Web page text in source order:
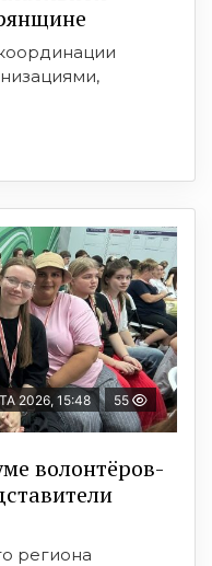
2026, 15:48 55
волонтёров-
региона